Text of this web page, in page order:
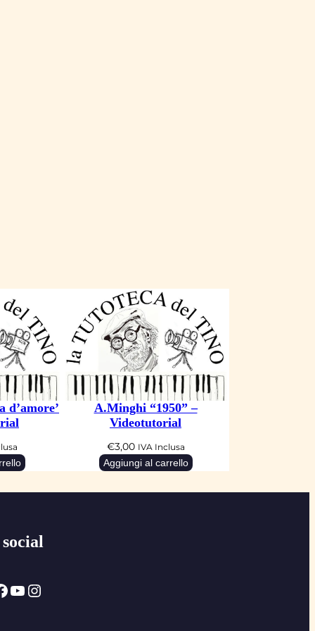
d’amore’
A.Minghi “1950” –
Videotutorial
€3,00 IVA Inclusa
Aggiungi al carrello
YouTube Instagram